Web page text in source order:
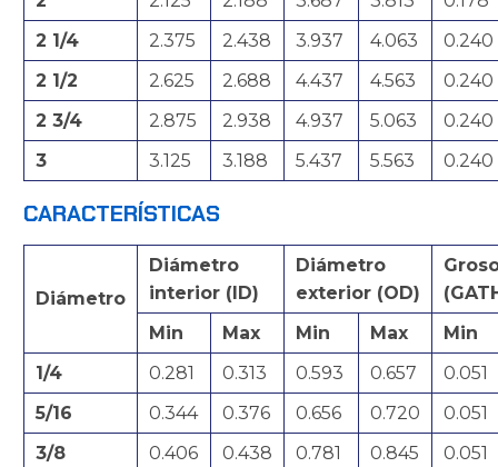
2 1/4
2.375 2.438 3.937 4.063
0.240
2 1/2
2.625 2.688 4.437 4.563
0.240
2 3/4
2.875 2.938 4.937 5.063
0.240
3
3.125 3.188 5.437 5.563 0.240
CARACTERÍSTICAS
Diámetro
Diámetro
interior (ID)
Diámetro
exterior (OD)
Min
Max Min Max
Min
1/4
0.281 0.313 0.593 0.657
0.051
5/16
0.344 0.376 0.656 0.720
0.051
3/8
0.406 0.438 0.781 0.845
0.051